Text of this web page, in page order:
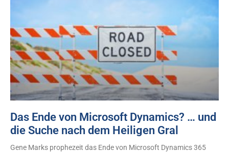
Das Ende von Microsoft Dynamics? … und
die Suche nach dem Heiligen Gral
Gene Marks prophezeit das Ende von Microsoft Dynamics 365